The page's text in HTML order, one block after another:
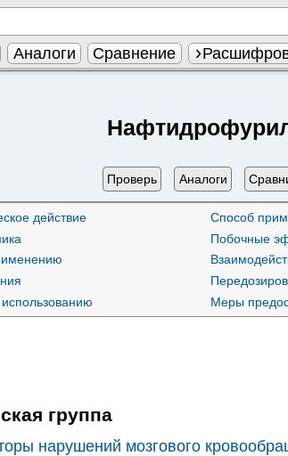
Аналоги Сравнение
Проверь Аналоги
действие
Способ
Побочные
Меры
группа
нарушений мозгового